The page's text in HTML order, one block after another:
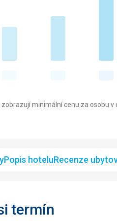
minimální cenu za osobu
Popis hoteluRecenze
termín